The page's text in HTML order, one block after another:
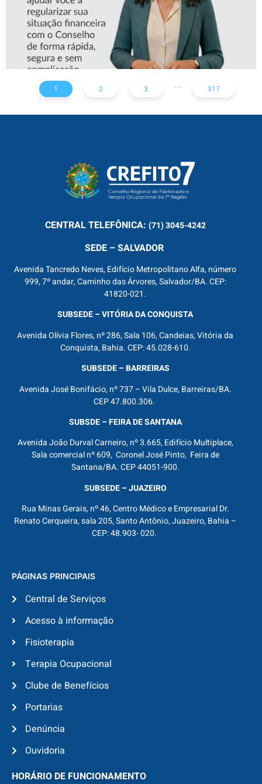
1 2 3 ... 317
CENTRALTELEFÔNICA: (71) 3045-4242
SEDE – SALVADOR
Avenida Tancredo Neves, Edifício Metropolitano Alfa, número
999, 7º andar, Caminho das Árvores, Salvador/BA. CEP:
41820-021.
SUBSEDE – VITÓRIA DA CONQUISTA
Avenida Olívia Flores, nº 286, Sala 106, Candeias, Vitória da
Conquista, Bahia. CEP: 45.028-610.
SUBSEDE – BARREIRAS
Avenida José Bonifácio, nº 737 – Vila Dulce, Barreiras/BA.
CEP 47.800.306.
SUBSDE – FEIRA DE SANTANA
Avenida João Durval Carneiro, nº 3.665, Edifício Multiplace,
Sala comercial nº 609, Coronel José Pinto, Feira de
Santana/BA. CEP 44051-900.
SUBSEDE – JUAZEIRO
Rua Minas Gerais, nº 46, Centro Médico e Empresarial Dr.
Renato Cerqueira, sala 205, Santo Antônio, Juazeiro, Bahia –
CEP: 48.903- 020.
PÁGINAS PRINCIPAIS
Central de Serviços
Acesso à informação
Fisioterapia
Terapia Ocupacional
Clube de Benefícios
Portarias
Denúncia
Ouvidoria
HORÁRIO DE FUNCIONAMENTO